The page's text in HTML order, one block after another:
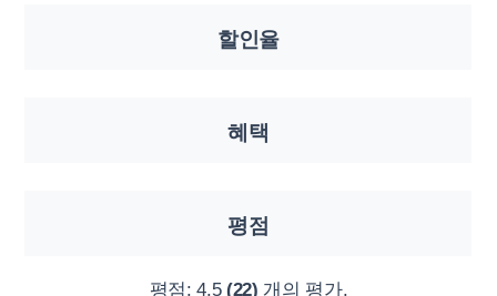
할인율
혜택
평점
평점:4.5 (22) 개의 평가.